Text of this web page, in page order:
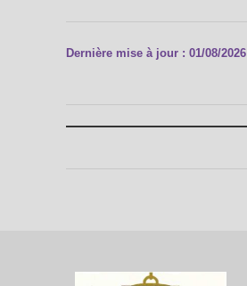
Dernière mise à jour : 01/08/2026